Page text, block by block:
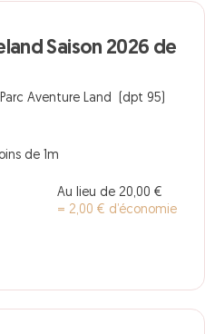
Saison 2026 de
Aventure Land (dpt 95)
de 1m
Au lieu de 20,00 €
= 2,00 € d’économie
Parc Aventureland Saison